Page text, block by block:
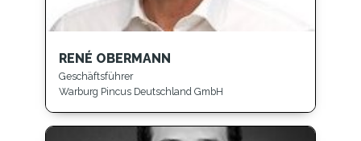
RENÉ OBERMANN
Geschäftsführer
Warburg Pincus Deutschland GmbH